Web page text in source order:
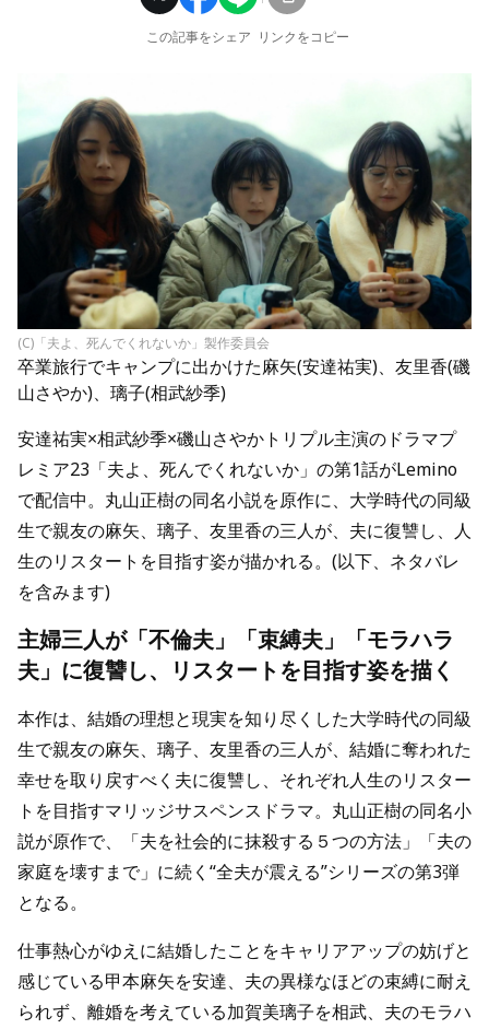
この記事をシェア リンクをコピー
(C)「夫よ、死んでくれないか」製作委員会
卒業旅行でキャンプに出かけた麻矢(安達祐実)、友里香(磯
山さやか)、璃子(相武紗季)
安達祐実×相武紗季×磯山さやかトリプル主演のドラマプ
レミア23「夫よ、死んでくれないか」の第1話がLemino
で配信中。丸山正樹の同名小説を原作に、大学時代の同級
生で親友の麻矢、璃子、友里香の三人が、夫に復讐し、人
生のリスタートを目指す姿が描かれる。(以下、ネタバレ
を含みます)
主婦三人が「不倫夫」「束縛夫」「モラハラ
夫」に復讐し、リスタートを目指す姿を描く
本作は、結婚の理想と現実を知り尽くした大学時代の同級
生で親友の麻矢、璃子、友里香の三人が、結婚に奪われた
幸せを取り戻すべく夫に復讐し、それぞれ人生のリスター
トを目指すマリッジサスペンスドラマ。丸山正樹の同名小
説が原作で、「夫を社会的に抹殺する５つの方法」「夫の
家庭を壊すまで」に続く“全夫が震える”シリーズの第3弾
となる。
仕事熱心がゆえに結婚したことをキャリアアップの妨げと
感じている甲本麻矢を安達、夫の異様なほどの束縛に耐え
られず、離婚を考えている加賀美璃子を相武、夫のモラハ